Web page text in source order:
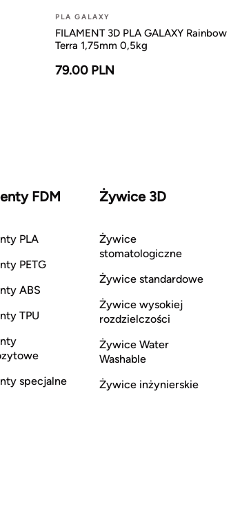
PLA GALAXY
FILAMENT 3D PLA GALAXY Rainbow
Terra 1,75mm 0,5kg
79.00 PLN
FDM
PLA
PETG
ABS
TPU
specjalne
Żywice 3D
Żywice
stomatologiczne
Żywice standardowe
Żywice wysokiej
rozdzielczości
Żywice Water
Washable
Żywice inżynierskie